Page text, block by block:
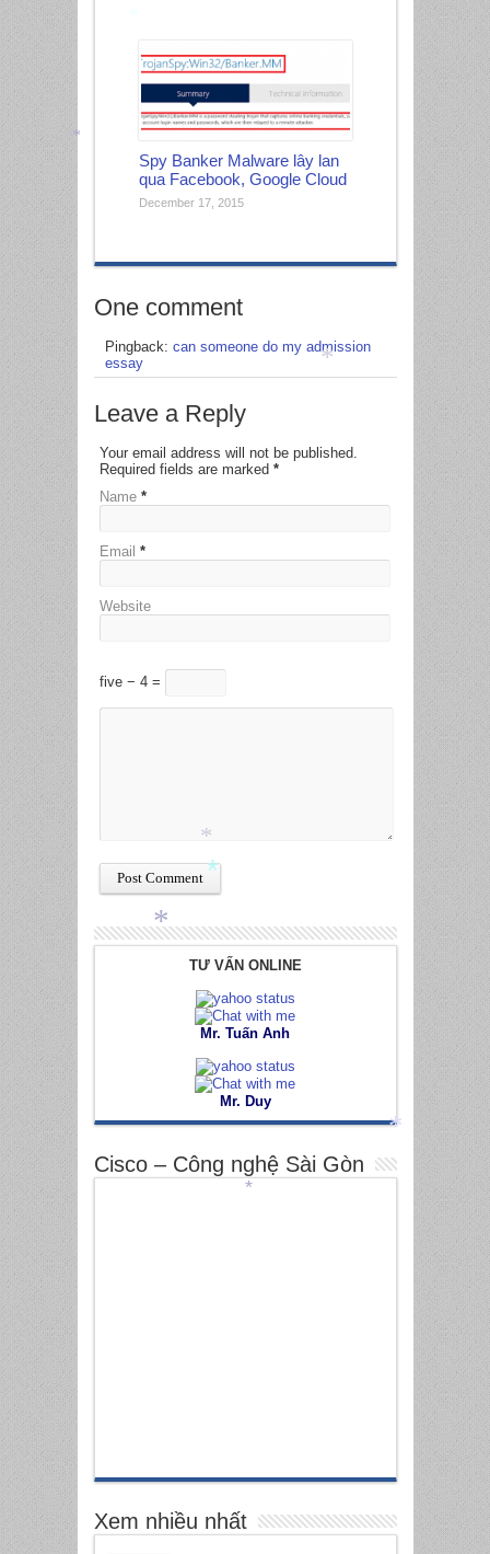
Spy Banker Malware lây lan
qua Facebook, Google Cloud
December 17, 2015
One comment
Pingback: can someone do my admission
essay
Leave a Reply
Your email address will not be published.
Required fields are marked *
Name *
Email *
Website
five − 4 =
TƯ VẤN ONLINE
Mr. Tuấn Anh
Mr. Duy
Cisco – Công nghệ Sài Gòn
Xem nhiều nhất
*
*
*